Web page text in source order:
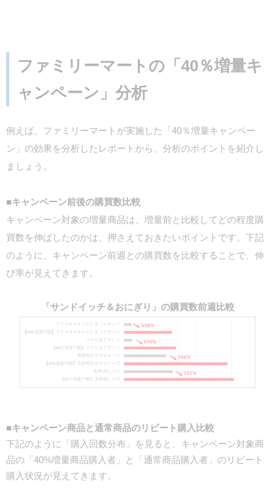
ファミリーマートの「40％増量キ
ャンペーン」分析
例えば、ファミリーマートが実施した「40％増量キャンペー
ン」の効果を分析したレポートから、分析のポイントを紹介し
ましょう。
■キャンペーン前後の購買数比較
キャンペーン対象の増量商品は、増量前と比較してどの程度購
買数を伸ばしたのかは、押さえておきたいポイントです。下記
のように、キャンペーン前週との購買数を比較することで、伸
び率が見えてきます。
「サンドイッチ＆おにぎり」の購買数前週比較
■キャンペーン商品と通常商品のリピート購入比較
下記のように「購入回数分布」を見ると、キャンペーン対象商
品の「40%増量商品購入者」と「通常商品購入者」のリピート
購入状況が見えてきます。